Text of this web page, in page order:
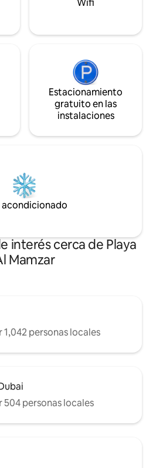
Wifi
Estacionamiento
gratuito en las
instalaciones
acondicionado
interés cerca de Playa
Mamzar
personas locales
personas locales